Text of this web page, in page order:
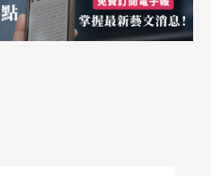
》是一支劇場性濃烈的作